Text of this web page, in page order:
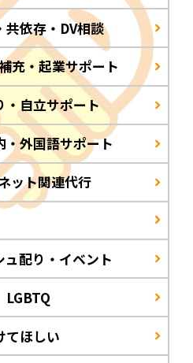
依存・DV相談
充・起業サポート
・自立サポート
外国語サポート
ット関連代行
配り・イベント
ほしい